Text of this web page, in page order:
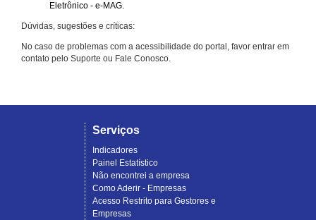
Eletrônico - e-MAG.
Dúvidas, sugestões e críticas:
No caso de problemas com a acessibilidade do portal, favor entrar em
contato pelo Suporte ou Fale Conosco.
Serviços
Indicadores
Painel Estatístico
Não encontrei a empresa
Como Aderir - Empresas
Acesso Restrito para Gestores e
Empresas